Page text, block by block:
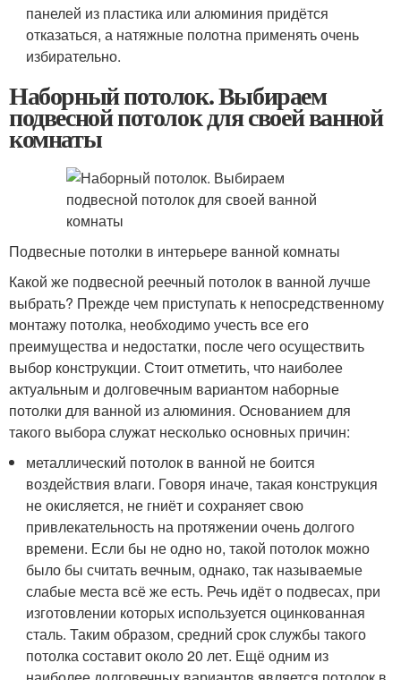
панелей из пластика или алюминия придётся
отказаться, а натяжные полотна применять очень
избирательно.
Наборный потолок. Выбираем
подвесной потолок для своей ванной
комнаты
Подвесные потолки в интерьере ванной комнаты
Какой же подвесной реечный потолок в ванной лучше
выбрать? Прежде чем приступать к непосредственному
монтажу потолка, необходимо учесть все его
преимущества и недостатки, после чего осуществить
выбор конструкции. Стоит отметить, что наиболее
актуальным и долговечным вариантом наборные
потолки для ванной из алюминия. Основанием для
такого выбора служат несколько основных причин:
металлический потолок в ванной не боится
воздействия влаги. Говоря иначе, такая конструкция
не окисляется, не гниёт и сохраняет свою
привлекательность на протяжении очень долгого
времени. Если бы не одно но, такой потолок можно
было бы считать вечным, однако, так называемые
слабые места всё же есть. Речь идёт о подвесах, при
изготовлении которых используется оцинкованная
сталь. Таким образом, средний срок службы такого
потолка составит около 20 лет. Ещё одним из